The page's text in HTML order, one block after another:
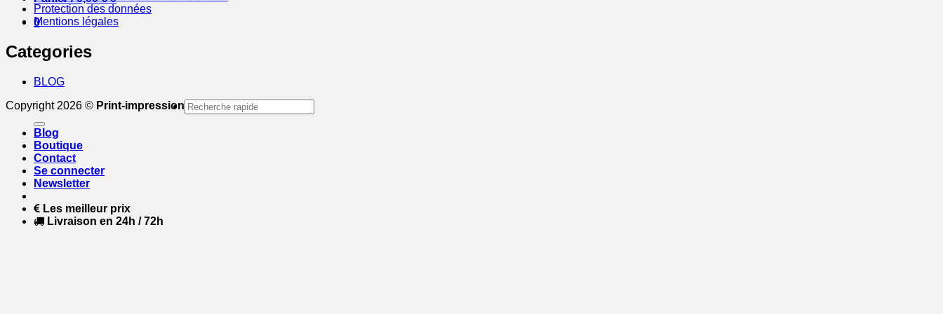
0
Protection des données
Mentions légales
Categories
BLOG
Copyright 2026 © Print-impression Recherche
pour :
Blog
Boutique
Contact
Se connecter
Newsletter
Les meilleur prix
Livraison en 24h / 72h